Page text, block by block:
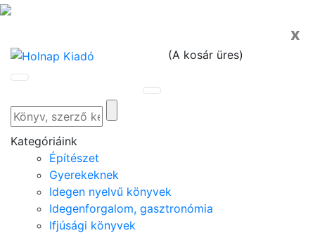
x
(A kosár üres)
Kategóriáink
Építészet
Gyerekeknek
Idegen nyelvű könyvek
Idegenforgalom, gasztronómia
Ifjúsági könyvek